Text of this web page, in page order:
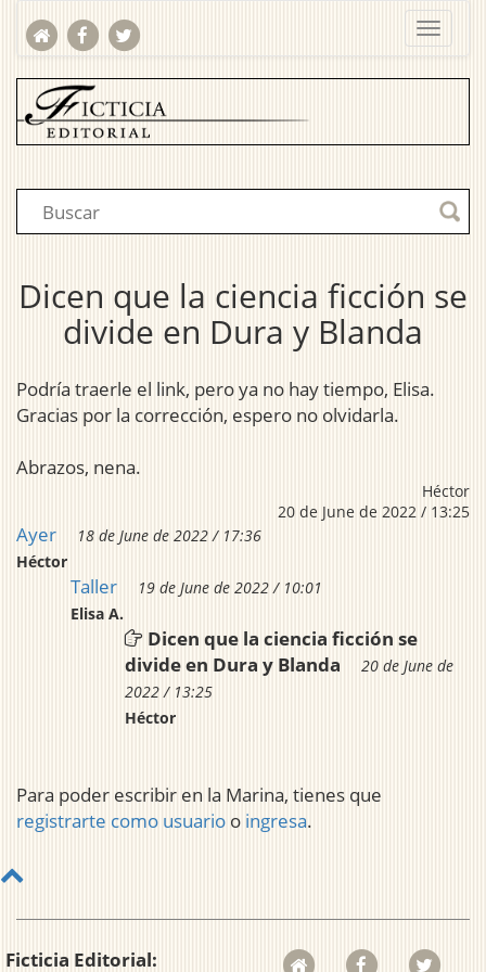
Dicen que la ciencia ficción se
divide en Dura y Blanda
Podría traerle el link, pero ya no hay tiempo, Elisa.
Gracias por la corrección, espero no olvidarla.
Abrazos, nena.
Héctor
20 de June de 2022 / 13:25
Ayer
18 de June de 2022 / 17:36
Héctor
Taller
19 de June de 2022 / 10:01
Elisa A.
Dicen que la ciencia ficción se
divide en Dura y Blanda
20 de June de
2022 / 13:25
Héctor
Para poder escribir en la Marina, tienes que
registrarte como usuario o ingresa.
Ficticia Editorial: